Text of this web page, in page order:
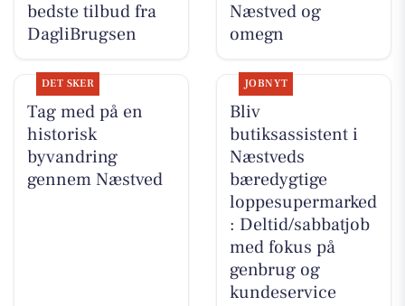
bedste tilbud fra
DagliBrugsen
Næstved og
omegn
DET SKER
Tag med på en
historisk
byvandring
gennem Næstved
JOBNYT
Bliv
butiksassistent i
Næstveds
bæredygtige
loppesupermarked
: Deltid/sabbatjob
med fokus på
genbrug og
kundeservice